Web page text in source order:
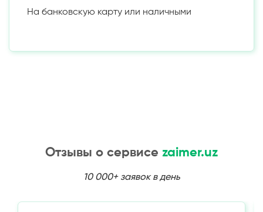
На банковскую карту или наличными
Отзывы о сервисе zaimer.uz
10 000+ заявок в день